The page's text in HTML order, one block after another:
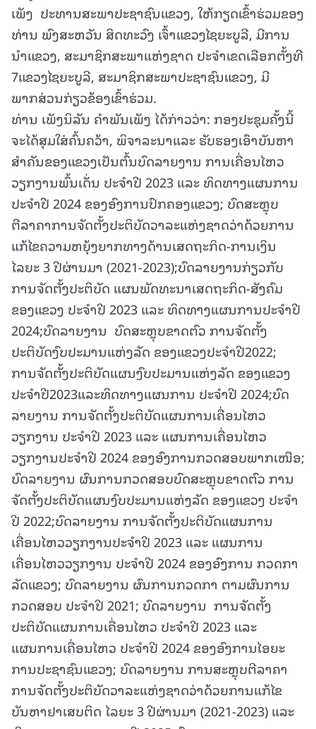
ເພັງ ປະທານສະພາປະຊາຊົນແຂວງ, ໃຫ້ກຽດເຂົ້າຮ່ວມຂອງ
ທ່ານ ພົງສະຫວັນ ສິດທະວົງ ເຈົ້າແຂວງໄຊຍະບູລີ, ມີການ
ນຳແຂວງ, ສະມາຊິກສະພາແຫ່ງຊາດ ປະຈໍາເຂດເລືອກຕັ້ງທີ
7ແຂວງໄຊຍະບູລີ, ສະມາຊິກສະພາປະຊາຊົນແຂວງ, ມີ
ພາກສ່ວນກ່ຽວຂ້ອງເຂົ້າຮ່ວມ.
ທ່ານ ເພັງນິລັນ ຄໍາພັນເພັງ ໄດ້ກ່າວວ່າ: ກອງປະຊຸມຄັ້ງນີ້
ຈະໄດ້ສຸມໃສ່ຄົ້ນຄວ້າ, ພິຈາລະນາແລະ ຮັບຮອງເອົາບັນຫາ
ສໍາຄັນຂອງແຂວງເປັນຕົ້ນບົດລາຍງານ ການເຄື່ອນໄຫວ
ວຽກງານພົ້ນເດັ່ນ ປະຈໍາປີ 2023 ແລະ ທິດທາງແຜນການ
ປະຈໍາປີ 2024 ຂອງອົງການປົກຄອງແຂວງ; ບົດສະຫຼຸບ
ຕີລາຄາການຈັດຕັ້ງປະຕິບັດວາລະແຫ່ງຊາດວ່າດ້ວຍການ
ແກ້ໄຂຄວາມຫຍຸ້ງຍາກທາງດ້ານເສດຖະກິດ-ການເງິນ
ໄລຍະ 3 ປີຜ່ານມາ (2021-2023);ບົດລາຍງານກ່ຽວກັບ
ການຈັດຕັ້ງປະຕິບັດ ແຜນພັດທະນາເສດຖະກິດ-ສັງຄົມ
ຂອງແຂວງ ປະຈໍາປີ 2023 ແລະ ທິດທາງແຜນການປະຈໍາປີ
2024;ບົດລາຍງານ ບົດສະຫຼຸບຂາດຕົວ ການຈັດຕັ້ງ
ປະຕິບັດງົບປະມານແຫ່ງລັດ ຂອງແຂວງປະຈໍາປີ2022;
ການຈັດຕັ້ງປະຕິບັດແຜນງົບປະມານແຫ່ງລັດ ຂອງແຂວງ
ປະຈໍາປີ2023ແລະທິດທາງແຜນການ ປະຈໍາປີ 2024;ບົດ
ລາຍງານ ການຈັດຕັ້ງປະຕິບັດແຜນການເຄື່ອນໄຫວ
ວຽກງານ ປະຈໍາປີ 2023 ແລະ ແຜນການເຄື່ອນໄຫວ
ວຽກງານປະຈໍາປີ 2024 ຂອງອົງການກວດສອບພາກເໜືອ;
ບົດລາຍງານ ຜົນການກວດສອບບົດສະຫຼຸບຂາດຕົວ ການ
ຈັດຕັ້ງປະຕິບັດແຜນງົບປະມານແຫ່ງລັດ ຂອງແຂວງ ປະຈໍາ
ປີ 2022;ບົດລາຍງານ ການຈັດຕັ້ງປະຕິບັດແຜນການ
ເຄື່ອນໄຫວວຽກງານປະຈໍາປີ 2023 ແລະ ແຜນການ
ເຄື່ອນໄຫວວຽກງານ ປະຈໍາປີ 2024 ຂອງອົງການ ກວດກາ
ລັດແຂວງ; ບົດລາຍງານ ຜົນການກວດກາ ຕາມຜົນການ
ກວດສອບ ປະຈໍາປີ 2021; ບົດລາຍງານ ການຈັດຕັ້ງ
ປະຕິບັດແຜນການເຄື່ອນໄຫວ ປະຈໍາປີ 2023 ແລະ
ແຜນການເຄື່ອນໄຫວ ປະຈໍາປີ 2024 ຂອງອົງການໄອຍະ
ການປະຊາຊົນແຂວງ; ບົດລາຍງານ ການສະຫຼຸບຕີລາຄາ
ການຈັດຕັ້ງປະຕິບັດວາລະແຫ່ງຊາດວ່າດ້ວຍການແກ້ໄຂ
ບັນຫາຢາເສບຕິດ ໄລຍະ 3 ປີຜ່ານມາ (2021-2023) ແລະ